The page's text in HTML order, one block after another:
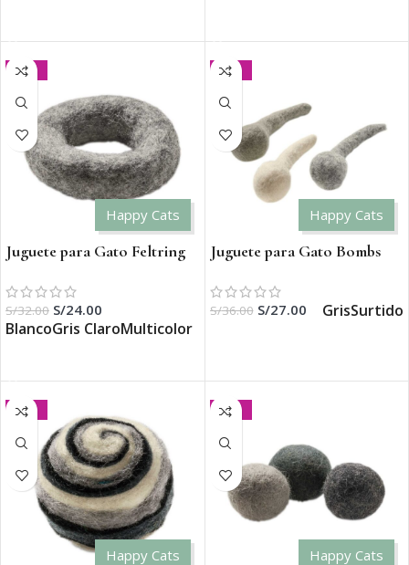
Happy Cats
-25%
Juguete para Gato Feltring
S/32.00 S/24.00
BlancoGris ClaroMulticolor
Happy Cats
-25%
Juguete para Gato Bombs
S/36.00 S/27.00 GrisSurtido
Happy Cats
-25%
Happy Cats
-25%